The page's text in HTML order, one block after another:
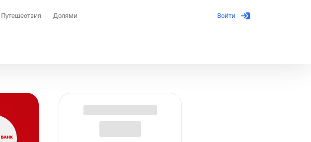
Путешествия Долями Войти